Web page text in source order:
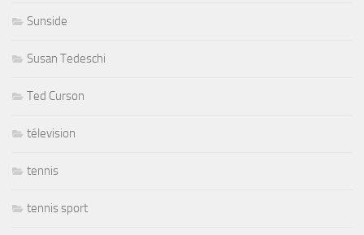
Sunside
Susan Tedeschi
Ted Curson
télevision
tennis
tennis sport